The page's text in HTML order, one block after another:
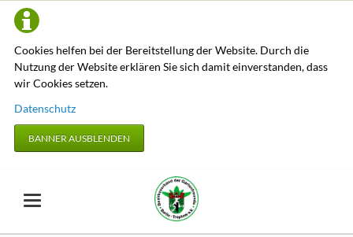
Cookies helfen bei der Bereitstellung der Website. Durch die
Nutzung der Website erklären Sie sich damit einverstanden, dass
wir Cookies setzen.
Datenschutz
BANNER AUSBLENDEN